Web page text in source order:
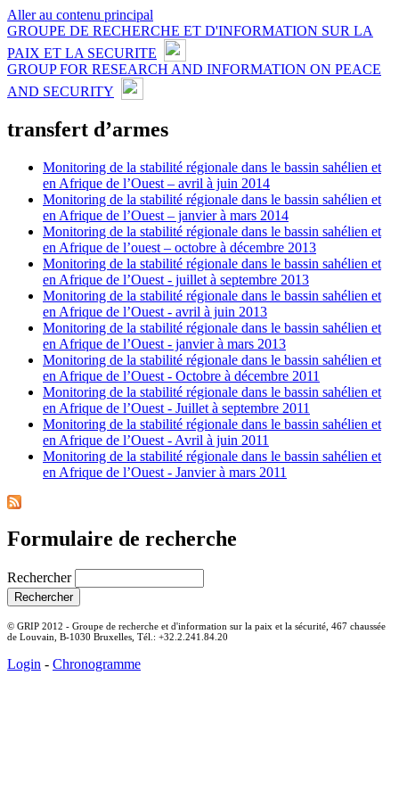
Aller au contenu principal
GROUPE DE RECHERCHE ET D'INFORMATION SUR LA
PAIX ET LA SECURITE
GROUP FOR RESEARCH AND INFORMATION ON PEACE
AND SECURITY
transfert d’armes
Monitoring de la stabilité régionale dans le bassin sahélien et
en Afrique de l’Ouest – avril à juin 2014
Monitoring de la stabilité régionale dans le bassin sahélien et
en Afrique de l’Ouest – janvier à mars 2014
Monitoring de la stabilité régionale dans le bassin sahélien et
en Afrique de l’ouest – octobre à décembre 2013
Monitoring de la stabilité régionale dans le bassin sahélien et
en Afrique de l’Ouest - juillet à septembre 2013
Monitoring de la stabilité régionale dans le bassin sahélien et
en Afrique de l’Ouest - avril à juin 2013
Monitoring de la stabilité régionale dans le bassin sahélien et
en Afrique de l’Ouest - janvier à mars 2013
Monitoring de la stabilité régionale dans le bassin sahélien et
en Afrique de l’Ouest - Octobre à décembre 2011
Monitoring de la stabilité régionale dans le bassin sahélien et
en Afrique de l’Ouest - Juillet à septembre 2011
Monitoring de la stabilité régionale dans le bassin sahélien et
en Afrique de l’Ouest - Avril à juin 2011
Monitoring de la stabilité régionale dans le bassin sahélien et
en Afrique de l’Ouest - Janvier à mars 2011
Formulaire de recherche
Rechercher
© GRIP 2012 - Groupe de recherche et d'information sur la paix et la sécurité, 467 chaussée
de Louvain, B-1030 Bruxelles, Tél.: +32.2.241.84.20
Login - Chronogramme